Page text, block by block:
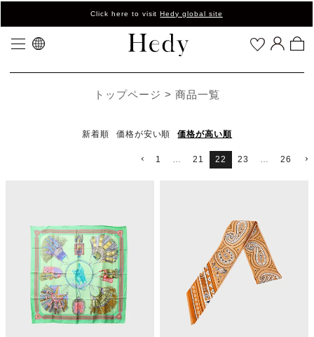
Click here to visitHedy global site
トップページ 商品一覧
新着順 価格が安い順 価格が高い順
1 … 21 22 23 … 26